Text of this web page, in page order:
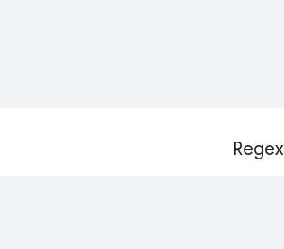
Regex